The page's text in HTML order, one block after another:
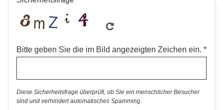
Bitte geben Sie die im Bild angezeigten Zeichen ein.
Diese Sicherheitsfrage überprüft, ob Sie ein menschlicher Besucher
sind und verhindert automatisches Spamming.